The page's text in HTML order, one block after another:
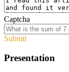
Captcha
Submit
Presentation